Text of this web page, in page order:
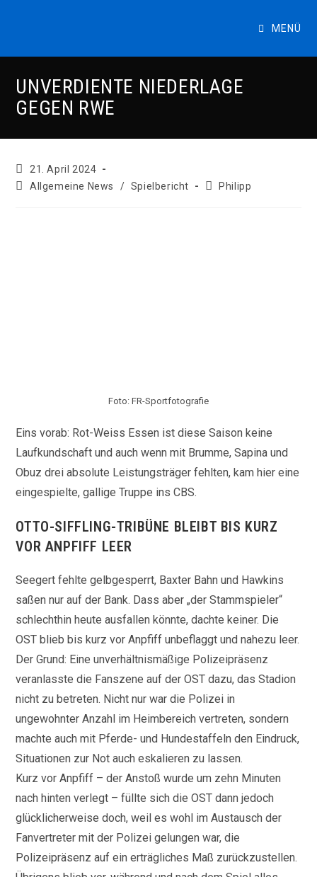
MENÜ
UNVERDIENTE NIEDERLAGE
GEGEN RWE
Beitrag
veröffentlicht:
21. April 2024
Beitrags-
Allgemeine News / Spielbericht
Beitrags-
Philipp
Foto: FR-Sportfotografie
Eins vorab: Rot-Weiss Essen ist diese Saison keine
Laufkundschaft und auch wenn mit Brumme, Sapina und
Obuz drei absolute Leistungsträger fehlten, kam hier eine
eingespielte, gallige Truppe ins CBS.
OTTO-SIFFLING-TRIBÜNE BLEIBT BIS KURZ
VOR ANPFIFF LEER
Seegert fehlte gelbgesperrt, Baxter Bahn und Hawkins
saßen nur auf der Bank. Dass aber „der Stammspieler“
schlechthin heute ausfallen könnte, dachte keiner. Die
OST blieb bis kurz vor Anpfiff unbeflaggt und nahezu leer.
Der Grund: Eine unverhältnismäßige Polizeipräsenz
veranlasste die Fanszene auf der OST dazu, das Stadion
nicht zu betreten. Nicht nur war die Polizei in
ungewohnter Anzahl im Heimbereich vertreten, sondern
machte auch mit Pferde- und Hundestaffeln den Eindruck,
Situationen zur Not auch eskalieren zu lassen.
Kurz vor Anpfiff – der Anstoß wurde um zehn Minuten
nach hinten verlegt – füllte sich die OST dann jedoch
glücklicherweise doch, weil es wohl im Austausch der
Fanvertreter mit der Polizei gelungen war, die
Polizeipräsenz auf ein erträgliches Maß zurückzustellen.